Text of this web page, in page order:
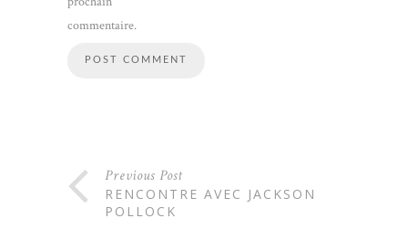
commentaire.
Previous Post
RENCONTRE AVEC JACKSON
POLLOCK